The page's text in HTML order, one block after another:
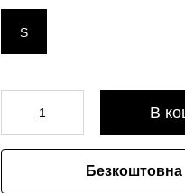
S
В
Безкоштовна